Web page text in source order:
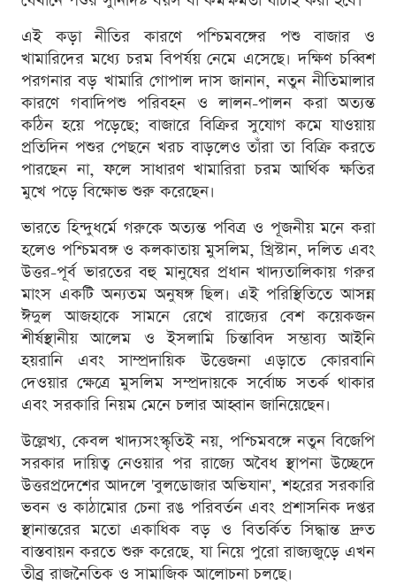
এই কড়া নীতির কারণে পশ্চিমবঙ্গের পশু বাজার ও
খামারিদের মধ্যে চরম বিপর্যয় নেমে এসেছে। দক্ষিণ চব্বিশ
পরগনার বড় খামারি গোপাল দাস জানান, নতুন নীতিমালার
কারণে গবাদিপশু পরিবহন ও লালন-পালন করা অত্যন্ত
কঠিন হয়ে পড়েছে; বাজারে বিক্রির সুযোগ কমে যাওয়ায়
প্রতিদিন পশুর পেছনে খরচ বাড়লেও তাঁরা তা বিক্রি করতে
পারছেন না, ফলে সাধারণ খামারিরা চরম আর্থিক ক্ষতির
মুখে পড়ে বিক্ষোভ শুরু করেছেন।
ভারতে হিন্দুধর্মে গরুকে অত্যন্ত পবিত্র ও পূজনীয় মনে করা
হলেও পশ্চিমবঙ্গ ও কলকাতায় মুসলিম, খ্রিস্টান, দলিত এবং
উত্তর-পূর্ব ভারতের বহু মানুষের প্রধান খাদ্যতালিকায় গরুর
মাংস একটি অন্যতম অনুষঙ্গ ছিল। এই পরিস্থিতিতে আসন্ন
ঈদুল আজহাকে সামনে রেখে রাজ্যের বেশ কয়েকজন
শীর্ষস্থানীয় আলেম ও ইসলামি চিন্তাবিদ সম্ভাব্য আইনি
হয়রানি এবং সাম্প্রদায়িক উত্তেজনা এড়াতে কোরবানি
দেওয়ার ক্ষেত্রে মুসলিম সম্প্রদায়কে সর্বোচ্চ সতর্ক থাকার
এবং সরকারি নিয়ম মেনে চলার আহ্বান জানিয়েছেন।
উল্লেখ্য, কেবল খাদ্যসংস্কৃতিই নয়, পশ্চিমবঙ্গে নতুন বিজেপি
সরকার দায়িত্ব নেওয়ার পর রাজ্যে অবৈধ স্থাপনা উচ্ছেদে
উত্তরপ্রদেশের আদলে 'বুলডোজার অভিযান', শহরের সরকারি
ভবন ও কাঠামোর চেনা রঙ পরিবর্তন এবং প্রশাসনিক দপ্তর
স্থানান্তরের মতো একাধিক বড় ও বিতর্কিত সিদ্ধান্ত দ্রুত
বাস্তবায়ন করতে শুরু করেছে, যা নিয়ে পুরো রাজ্যজুড়ে এখন
তীব্র রাজনৈতিক ও সামাজিক আলোচনা চলছে।